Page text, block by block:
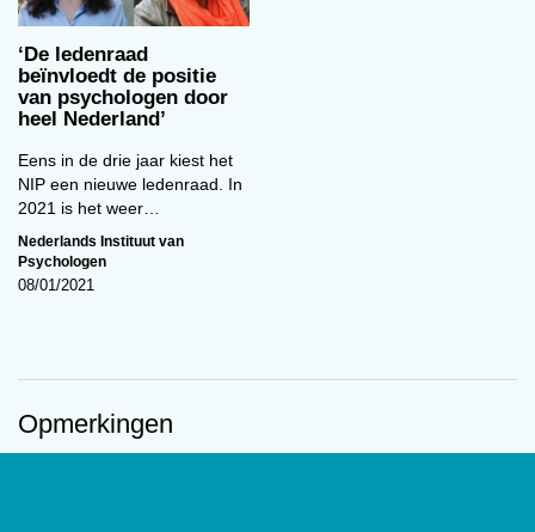
Narish Parsan
‘Ik zet mij graag in voor de
het helpen oplossen van
maatschappelijke vraagstukken
van ons land. Niet alleen in de
behandelkamers maar ook in de beleidskamers
Maria van Lummel
‘De ledenraad
beïnvloedt de positie
van psychologen door
heel Nederland’
Eens in de drie jaar kiest het
NIP een nieuwe ledenraad. In
2021 is het weer…
Nederlands Instituut van
Psychologen
08/01/2021
Opmerkingen